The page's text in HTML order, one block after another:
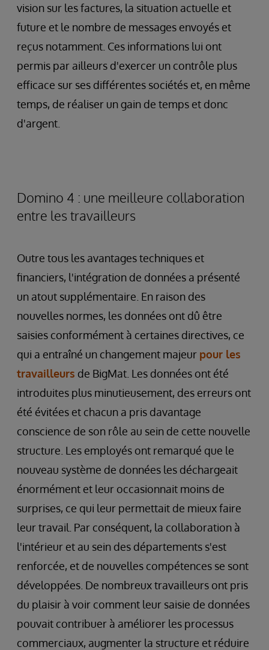
vision sur les factures, la situation actuelle et
future et le nombre de messages envoyés et
reçus notamment. Ces informations lui ont
permis par ailleurs d'exercer un contrôle plus
efficace sur ses différentes sociétés et, en même
temps, de réaliser un gain de temps et donc
d'argent.
Domino 4 : une meilleure collaboration
entre les travailleurs
Outre tous les avantages techniques et
financiers, l'intégration de données a présenté
un atout supplémentaire. En raison des
nouvelles normes, les données ont dû être
saisies conformément à certaines directives, ce
qui a entraîné un changement majeur pour les
travailleurs de BigMat. Les données ont été
introduites plus minutieusement, des erreurs ont
été évitées et chacun a pris davantage
conscience de son rôle au sein de cette nouvelle
structure. Les employés ont remarqué que le
nouveau système de données les déchargeait
énormément et leur occasionnait moins de
surprises, ce qui leur permettait de mieux faire
leur travail. Par conséquent, la collaboration à
l'intérieur et au sein des départements s'est
renforcée, et de nouvelles compétences se sont
développées. De nombreux travailleurs ont pris
du plaisir à voir comment leur saisie de données
pouvait contribuer à améliorer les processus
commerciaux, augmenter la structure et réduire